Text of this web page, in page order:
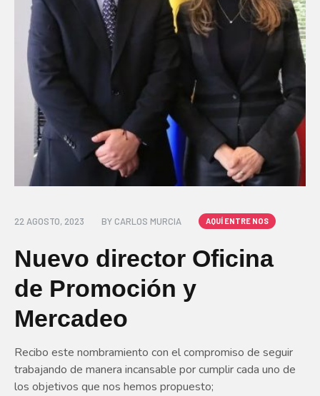
22 AGOSTO, 2023 BY CARLOS MURCIA AQUÍ ENTRE NOS
Nuevo director Oficina
de Promoción y
Mercadeo
Recibo este nombramiento con el compromiso de seguir
trabajando de manera incansable por cumplir cada uno de
los objetivos que nos hemos propuesto;